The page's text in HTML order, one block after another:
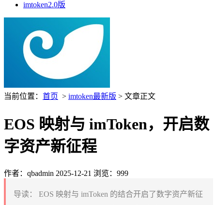
imtoken2.0版
当前位置： 首页 > imtoken最新版 > 文章正文
EOS 映射与 imToken，开启数
字资产新征程
作者：qbadmin 2025-12-21 浏览：999
导读：
EOS 映射与 imToken 的结合开启了数字资产新征